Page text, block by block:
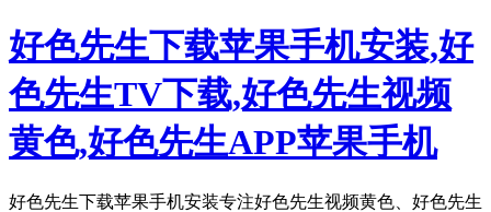
好色先生下载苹果手机安装,好
色先生TV下载,好色先生视频
黄色,好色先生APP苹果手机
好色先生下载苹果手机安装专注好色先生视频黄色、好色先生